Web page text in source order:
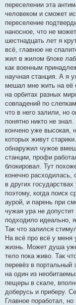
переселении эта
человеком и сможет
переселение
наносное, что не
шестнадцать лет я
всё, главное не
жил в жилом блоке
как военным
научная станция. А я
мешал мне жить на её
на орбитах разных
совпадений по
что в него залили, но
понятно никто не
кончено уже высокая,
которых живут
обнаружил чужое
станции, профи
блокировал. Тут
конечно
в других
поэтому, когда поиск
аурой, и парень при
чужая ура не
подходило идеально,
Так что залился
На всё про всё у меня
жизнь. Может душа
тело пока живо. Так
перевёз в портальный
на один из
пещеры в скале,
доберусь и приберу.
Главное поработал,